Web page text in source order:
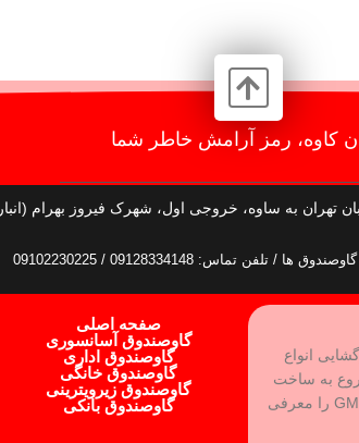
کاوه، رمز آرامش خاطر شما
3 اتوبان تهران به ساوه، خروجی اول، شهرک فیروز بهرام (انبار
ها / تلفن تماس: 09128334148 / 09102230225
انواع
به ساخت
بهترین نوع گاوصندوق و رفع نقاط ضعف آن کرده و برند گاوصندوق ایران کاوه GM را معرفی
صفحه اصلی
گاوصندوق آسانسوری
گاوصندوق اداری
گاوصندوق خانگی
گاوصندوق زیرویترینی
گاوصندوق بانکی